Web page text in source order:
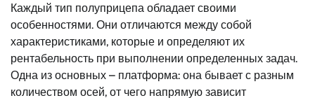
Каждый тип полуприцепа обладает своими
особенностями. Они отличаются между собой
характеристиками, которые и определяют их
рентабельность при выполнении определенных задач.
Одна из основных – платформа: она бывает с разным
количеством осей, от чего напрямую зависит